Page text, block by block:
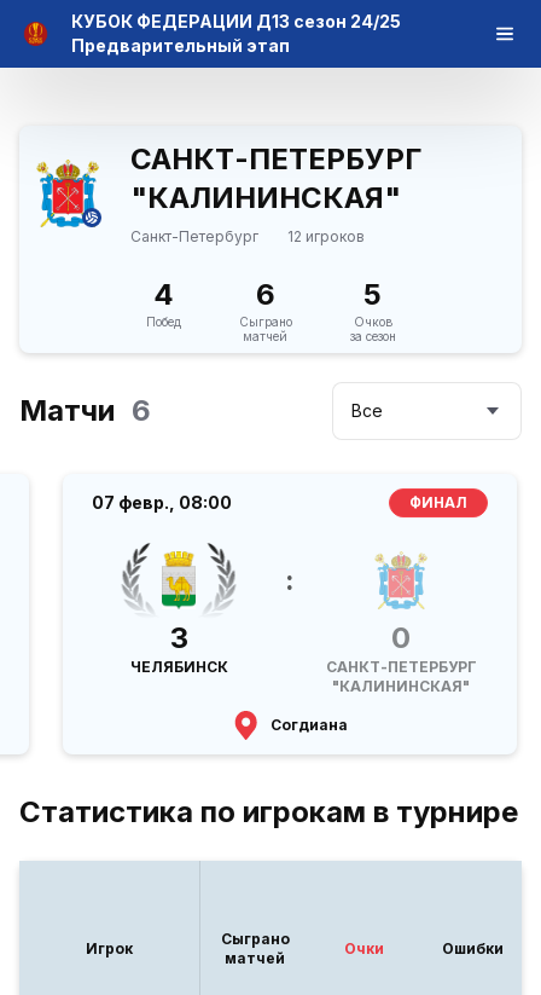
КУБОК ФЕДЕРАЦИИ Д13 сезон 24/25
Предварительный этап
САНКТ-ПЕТЕРБУРГ
"КАЛИНИНСКАЯ"
Санкт-Петербург 12 игроков
4
Побед
6
Сыграно
матчей
5
Очков
за сезон
Матчи 6 Все
07 февр., 08:00 ФИНАЛ
3
ЧЕЛЯБИНСК
:
0
САНКТ-ПЕТЕРБУРГ
"КАЛИНИНСКАЯ"
Согдиана
Статистика по игрокам в турнире
Игрок
Сыграно
матчей
Очки Ошибки